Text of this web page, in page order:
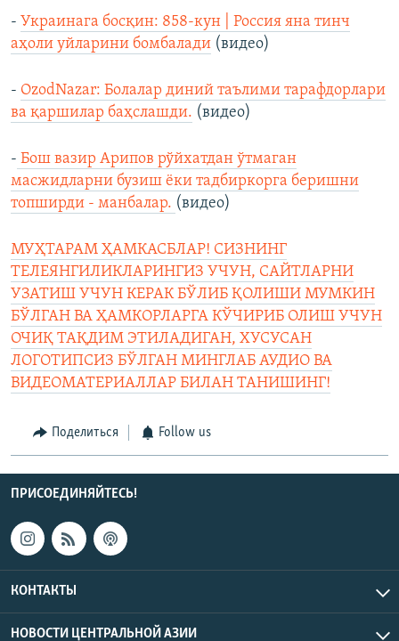
- Украинага босқин: 858-кун | Россия яна тинч
аҳоли уйларини бомбалади (видео)
- OzodNazar: Болалар диний таълими тарафдорлари
ва қаршилар баҳслашди. (видео)
- Бош вазир Арипов рўйхатдан ўтмаган
масжидларни бузиш ёки тадбиркорга беришни
топширди - манбалар. (видео)
МУҲТАРАМ ҲАМКАСБЛАР! СИЗНИНГ
ТЕЛЕЯНГИЛИКЛАРИНГИЗ УЧУН, САЙТЛАРНИ
УЗАТИШ УЧУН КЕРАК БЎЛИБ ҚОЛИШИ МУМКИН
БЎЛГАН ВА ҲАМКОРЛАРГА КЎЧИРИБ ОЛИШ УЧУН
ОЧИҚ ТАҚДИМ ЭТИЛАДИГАН, ХУСУСАН
ЛОГОТИПСИЗ БЎЛГАН МИНГЛАБ АУДИО ВА
ВИДЕОМАТЕРИАЛЛАР БИЛАН ТАНИШИНГ!
Поделиться Follow us
ПРИСОЕДИНЯЙТЕСЬ!
КОНТАКТЫ
НОВОСТИ ЦЕНТРАЛЬНОЙ АЗИИ